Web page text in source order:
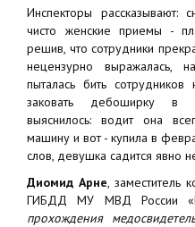
Инспекторы рассказывают:
чисто женские приемы -
решив, что сотрудники
нецензурно выражалась,
пыталась бить
заковать дебоширку в
выяснилось: водит она
машину и вот - купила в
слов, девушка садится явно
Диомид Арне, заместитель
ГИБДД МУ МВД России
прохождения